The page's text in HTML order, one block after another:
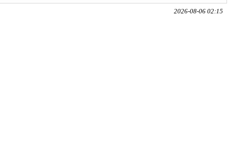
2026-08-06 02:15